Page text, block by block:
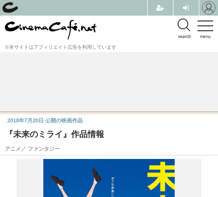
menu
search
※本サイトはアフィリエイト広告を利用しています
『未来のミライ』作品情報
アニメ／ ファンタジー
2018年7月20日 公開の映画作品